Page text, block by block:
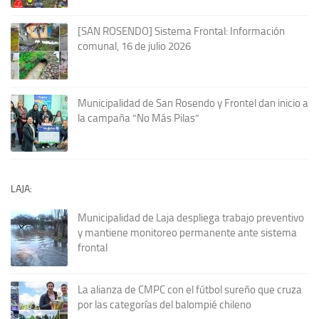
[SAN ROSENDO] Sistema Frontal: Información
comunal, 16 de julio 2026
Municipalidad de San Rosendo y Frontel dan inicio a
la campaña “No Más Pilas”
LAJA:
Municipalidad de Laja despliega trabajo preventivo
y mantiene monitoreo permanente ante sistema
frontal
La alianza de CMPC con el fútbol sureño que cruza
por las categorías del balompié chileno